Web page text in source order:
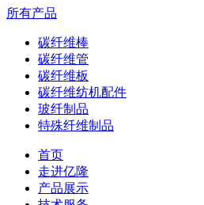
所有产品
碳纤维棒
碳纤维管
碳纤维板
碳纤维纺机配件
玻纤制品
特殊纤维制品
首页
走进亿隆
产品展示